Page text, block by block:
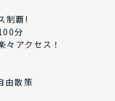
制覇!
分
々アクセス！
由散策